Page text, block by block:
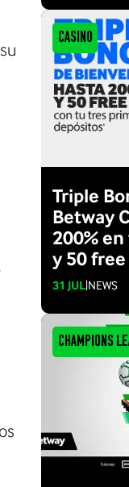
Casino
Triple
Betway
200%
y 50
31 JUL|NEWS
Champions